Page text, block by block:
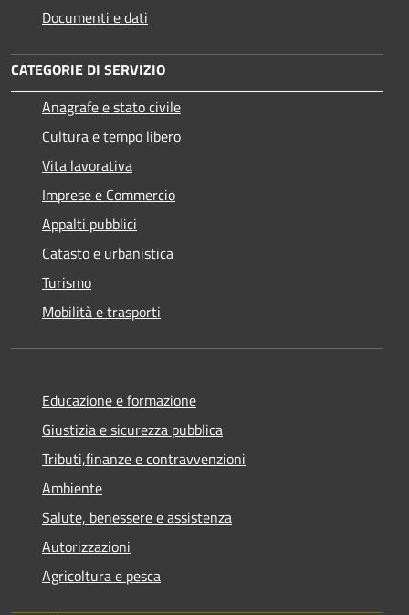
Documenti e dati
CATEGORIE DI SERVIZIO
Anagrafe e stato civile
Cultura e tempo libero
Vita lavorativa
Imprese e Commercio
Appalti pubblici
Catasto e urbanistica
Turismo
Mobilità e trasporti
Educazione e formazione
Giustizia e sicurezza pubblica
Tributi,finanze e contravvenzioni
Ambiente
Salute, benessere e assistenza
Autorizzazioni
Agricoltura e pesca